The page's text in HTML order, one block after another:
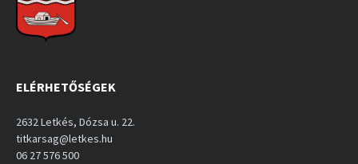
ELÉRHETŐSÉGEK
2632 Letkés, Dózsa u. 22.
titkarsag@letkes.hu
06 27 576 500